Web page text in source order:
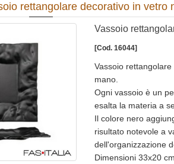
rettangolare decorativo in vetro
Vassoio
[Cod. 16044]
Vassoio
mano.
Ogni vassoio è un
esalta la materia a
Il colore nero
risultato notevole a
dell'organizzazione
Dimensioni 33x20